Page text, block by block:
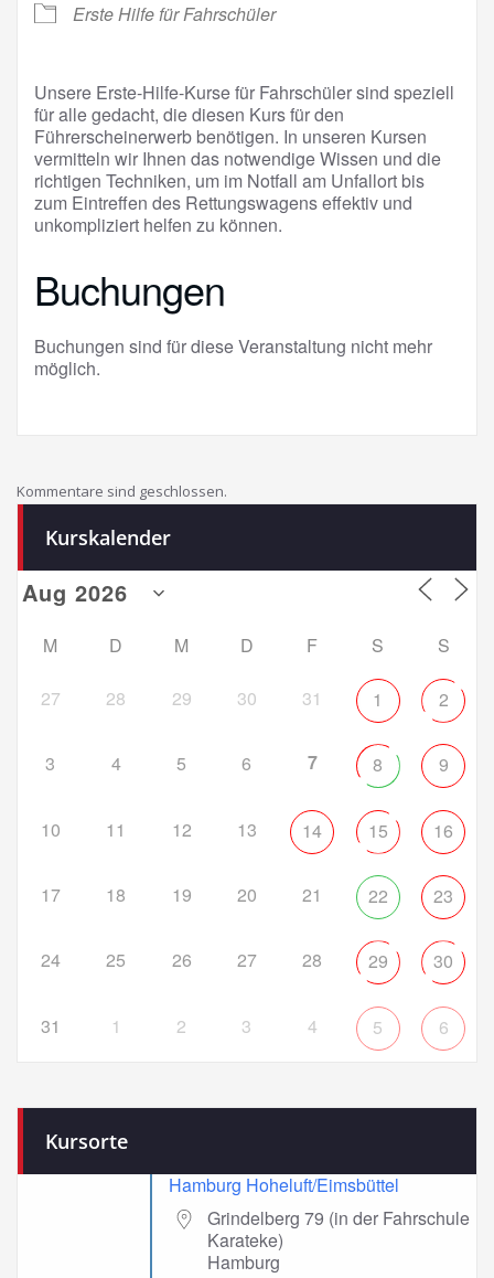
Erste Hilfe für Fahrschüler
Unsere Erste-Hilfe-Kurse für Fahrschüler sind speziell
für alle gedacht, die diesen Kurs für den
Führerscheinerwerb benötigen. In unseren Kursen
vermitteln wir Ihnen das notwendige Wissen und die
richtigen Techniken, um im Notfall am Unfallort bis
zum Eintreffen des Rettungswagens effektiv und
unkompliziert helfen zu können.
Buchungen
Buchungen sind für diese Veranstaltung nicht mehr
möglich.
Kommentare sind geschlossen.
Kurskalender
M D M D F S S
27 28 29 30 31 1 2
3 4 5 6 7 8 9
10 11 12 13 14 15 16
17 18 19 20 21 22 23
24 25 26 27 28 29 30
31 1 2 3 4 5 6
Kursorte
Hamburg Hoheluft/Eimsbüttel
Grindelberg 79 (in der Fahrschule
Karateke)
Hamburg